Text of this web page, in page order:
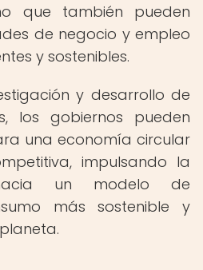
que también pueden
de negocio y empleo
y sostenibles.
y desarrollo de
los gobiernos pueden
una economía circular
impulsando la
un modelo de
más sostenible y